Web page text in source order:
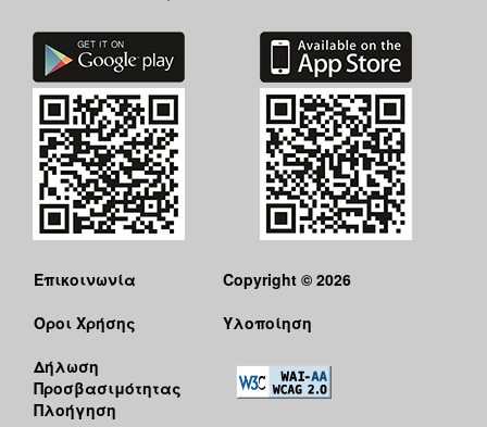
Επικοινωνία
Όροι Χρήσης
Δήλωση
Προσβασιμότητας
Πλοήγηση
Copyright © 2026
Υλοποίηση